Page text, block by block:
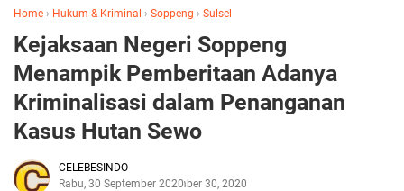
Home › Hukum & Kriminal › Soppeng › Sulsel
Kejaksaan Negeri Soppeng
Menampik Pemberitaan Adanya
Kriminalisasi dalam Penanganan
Kasus Hutan Sewo
CELEBESINDO
Rabu, 30 September 2020September 30, 2020